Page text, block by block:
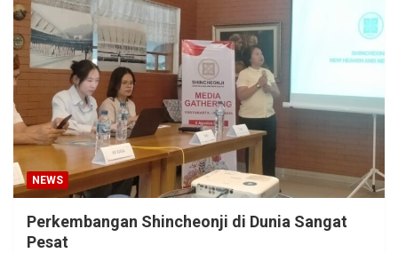
NEWS
Perkembangan Shincheonji di Dunia Sangat
Pesat